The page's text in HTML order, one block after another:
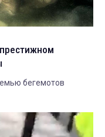
бегемотов